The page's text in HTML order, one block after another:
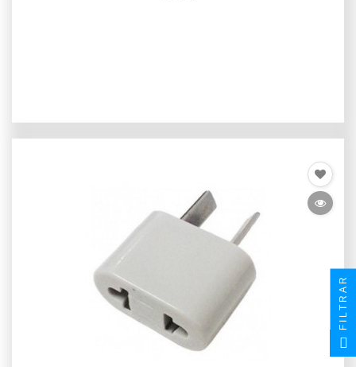
FILTRAR